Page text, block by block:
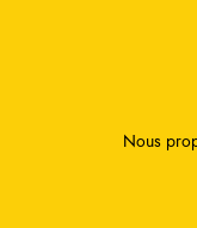
Nous